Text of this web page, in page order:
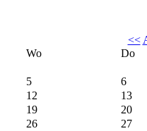
<<
Wo Do
5
6
12
13
19
20
26
27